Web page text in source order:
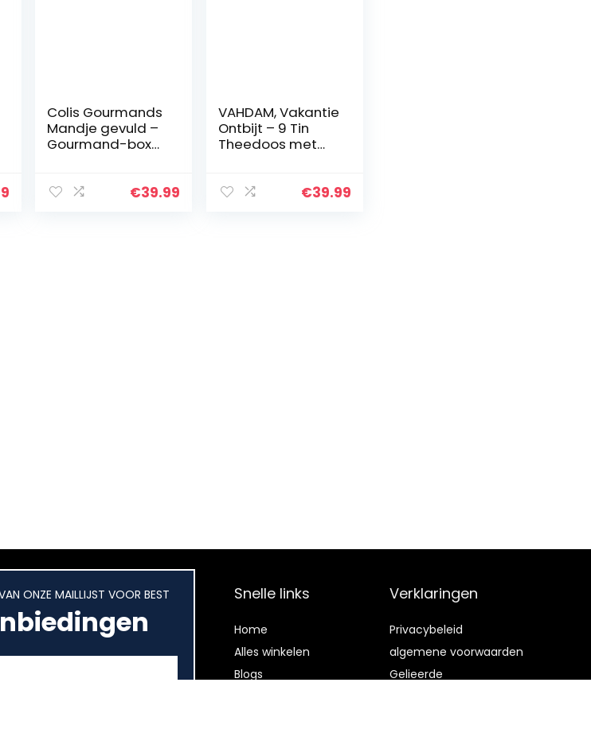
Colis Gourmands
Mandje gevuld –
Gourmand-box
voor gourmand –
€39.99
VAHDAM, Vakantie
Ontbijt – 9 Tin
Theedoos met
Luxe
€39.99
ONZE MAILLIJST VOOR BEST Snelle links
Home
Alles winkelen
Blogs
Verklaringen
Privacybeleid
algemene voorwaarden
Gelieerde